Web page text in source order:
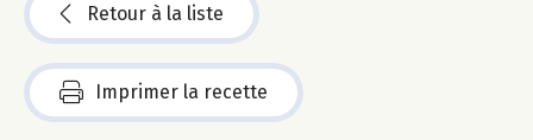
Retour à la liste
Imprimer la recette